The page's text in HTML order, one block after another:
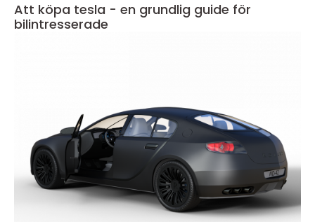
Att köpa tesla - en grundlig guide för
bilintresserade